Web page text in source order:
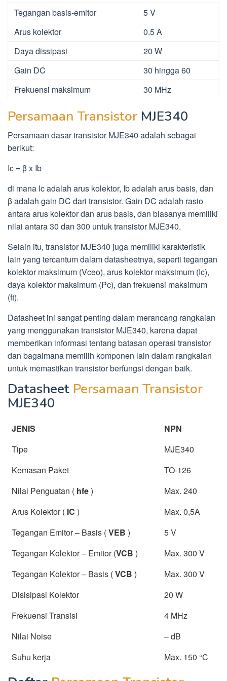
Tegangan basis-emitor
5 V
Arus kolektor
0.5 A
Daya dissipasi
20 W
Gain DC
30 hingga 60
Frekuensi maksimum
30 MHz
Persamaan Transistor MJE340
Persamaan dasar transistor MJE340 adalah sebagai
berikut:
Ic = β x Ib
di mana Ic adalah arus kolektor, Ib adalah arus basis, dan
β adalah gain DC dari transistor. Gain DC adalah rasio
antara arus kolektor dan arus basis, dan biasanya memiliki
nilai antara 30 dan 300 untuk transistor MJE340.
Selain itu, transistor MJE340 juga memiliki karakteristik
lain yang tercantum dalam datasheetnya, seperti tegangan
kolektor maksimum (Vceo), arus kolektor maksimum (Ic),
daya kolektor maksimum (Pc), dan frekuensi maksimum
(ft).
Datasheet ini sangat penting dalam merancang rangkaian
yang menggunakan transistor MJE340, karena dapat
memberikan informasi tentang batasan operasi transistor
dan bagaimana memilih komponen lain dalam rangkaian
untuk memastikan transistor berfungsi dengan baik.
Datasheet Persamaan Transistor
MJE340
JENIS
NPN
Tipe
MJE340
Kemasan Paket
TO-126
Nilai Penguatan ( hfe)
Max. 240
Arus Kolektor ( IC )
Max. 0,5A
Tegangan Emitor – Basis (VEB )
5 V
Tegangan Kolektor – Emitor (VCB )
Max. 300 V
Tegangan Kolektor – Basis (VCB )
Max. 300 V
Disisipasi Kolektor
20 W
Frekuensi Transisi
4 MHz
Nilai Noise
– dB
Suhu kerja
Max. 150 °C